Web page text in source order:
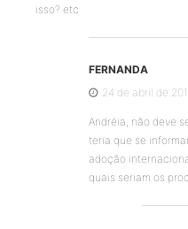
isso? etc
FERNANDA
24 de abril de
Andréia, não deve
teria que se
adoção
quais seriam os